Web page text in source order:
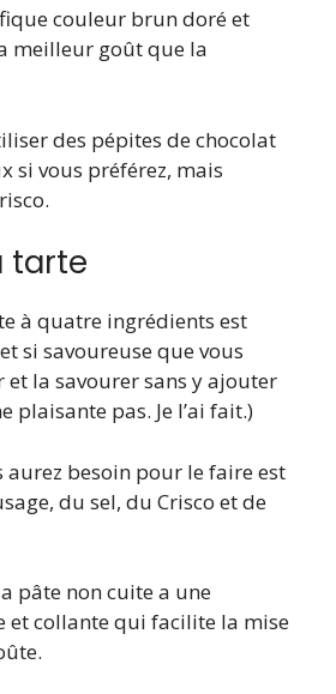
couleur brun doré et
meilleur goût que la
des pépites de chocolat
si vous préférez, mais
tarte
à quatre ingrédients est
si savoureuse que vous
et la savourer sans y ajouter
plaisante pas. Je l’ai fait.)
aurez besoin pour le faire est
du sel, du Crisco et de
pâte non cuite a une
et collante qui facilite la mise